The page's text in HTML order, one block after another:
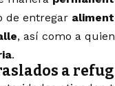
de entregar
, así como a
.
a